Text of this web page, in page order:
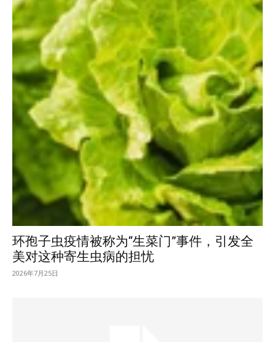
环孢子虫疫情被称为“生菜门”事件，引发全
美对这种寄生虫病的担忧
2026年7月25日